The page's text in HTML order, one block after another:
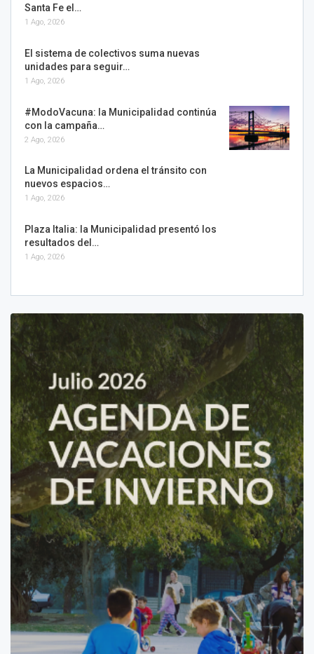
Santa Fe el…
1 Ago, 2026
El sistema de colectivos suma nuevas
unidades para seguir…
1 Ago, 2026
#ModoVacuna: la Municipalidad continúa
con la campaña…
2 Ago, 2026
La Municipalidad ordena el tránsito con
nuevos espacios…
1 Ago, 2026
Plaza Italia: la Municipalidad presentó los
resultados del…
1 Ago, 2026